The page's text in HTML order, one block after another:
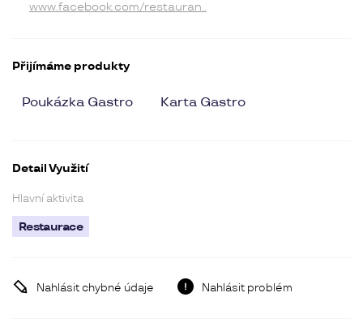
www.facebook.com/restauran..
Přijímáme produkty
Poukázka Gastro Karta Gastro
Detail Využití
Hlavní aktivita
Restaurace
Nahlásit chybné údaje Nahlásit problém